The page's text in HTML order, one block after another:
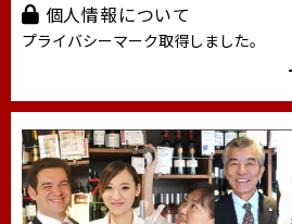
個人情報について
プライバシーマーク取得しました。